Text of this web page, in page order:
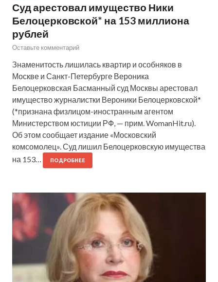
Суд арестовал имущество Ники
Белоцерковской* на 153 миллиона
рублей
Оставьте комментарий
Знаменитость лишилась квартир и особняков в
Москве и Санкт-Петербурге Вероника
Белоцерковская Басманный суд Москвы арестовал
имущество журналистки Вероники Белоцерковской*
(*признана физлицом-иностранным агентом
Министерством юстиции РФ, — прим. WomanHit.ru).
Об этом сообщает издание «Московский
комсомолец». Суд лишил Белоцерковскую имущества
на 153…
ПОДРОБНЕЕ